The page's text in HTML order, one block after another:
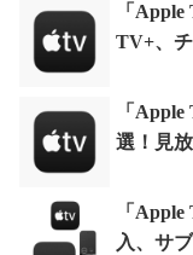
「
TV+、
「
選！見
「
入、サ